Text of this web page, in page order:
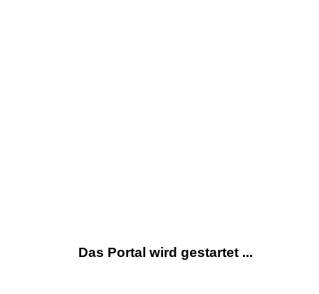
Das Portal wird gestartet ...